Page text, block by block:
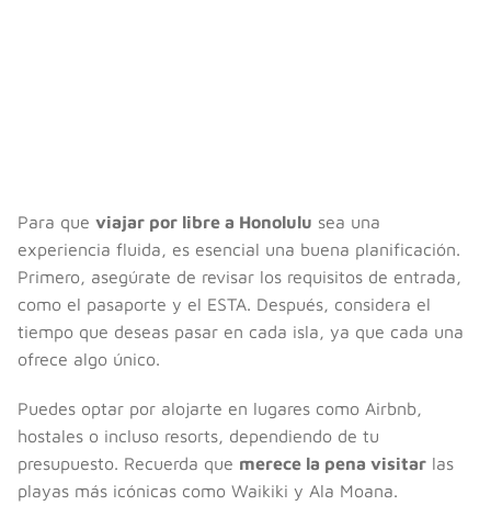
Para que viajar por libre a Honolulu sea una
experiencia fluida, es esencial una buena planificación.
Primero, asegúrate de revisar los requisitos de entrada,
como el pasaporte y el ESTA. Después, considera el
tiempo que deseas pasar en cada isla, ya que cada una
ofrece algo único.
Puedes optar por alojarte en lugares como Airbnb,
hostales o incluso resorts, dependiendo de tu
presupuesto. Recuerda que merece la pena visitar las
playas más icónicas como Waikiki y Ala Moana.